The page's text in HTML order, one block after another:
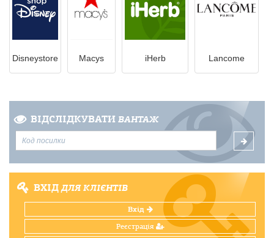
Disneystore Macys iHerb Lancome
ВІДСЛІДКУВАТИ ВАНТАЖ
ВХІДДЛЯ КЛІЄНТІВ
Вхід
Реєстрація